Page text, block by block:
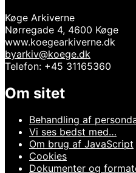
Køge Arkiverne
Nørregade 4, 4600 Køge
www.koegearkiverne.dk
byarkiv@koege.dk
Telefon: +45 31165360
Om sitet
Behandling af
Vi ses bedst med…
Om brug af JavaScript
Cookies
Dokumenter og